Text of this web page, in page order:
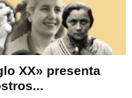
XX» presenta